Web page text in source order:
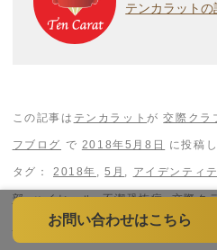
テンカラット
この記事は テンカラットが交際クラ
フブログ で 2018年5月8日 に投稿
タグ： 2018年 ,5月 , アイデンティ
部,ハイヒール,不潔恐怖症,交際ク
消臭,臭い,芳香剤,防臭,飯田
お問い合わせはこちら